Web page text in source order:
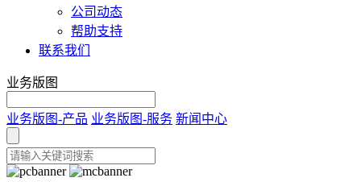
公司动态
帮助支持
联系我们
业务版图
业务版图-产品 业务版图-服务 新闻中心